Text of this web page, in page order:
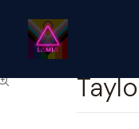
⭐ CLÁSICOS LÂMIA⭐ Classic